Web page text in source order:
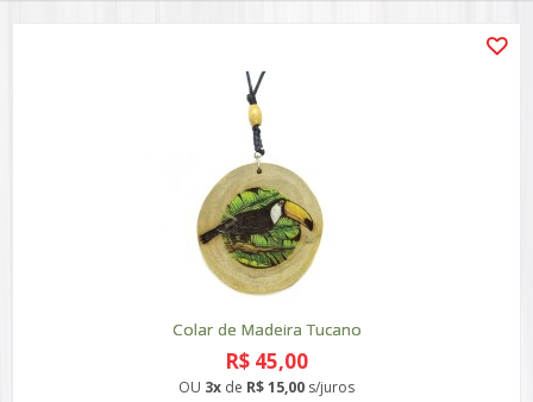
Colar de Madeira Tucano
R$ 45,00
OU 3x de R$ 15,00 s/juros